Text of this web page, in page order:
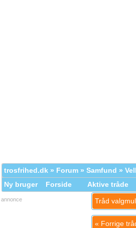
trosfrihed.dk » Forum » Samfund »
Ny bruger
Forside Aktive tråde
annonce Tråd
« Forrige